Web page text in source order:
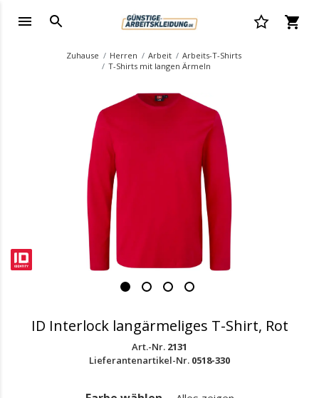
Zuhause Herren Arbeit
Arbeits-T-Shirts
T-Shirts mit langen Ärmeln
ID Interlock langärmeliges T-Shirt, Rot
Art.-Nr. 2131
Lieferantenartikel-Nr. 0518-330